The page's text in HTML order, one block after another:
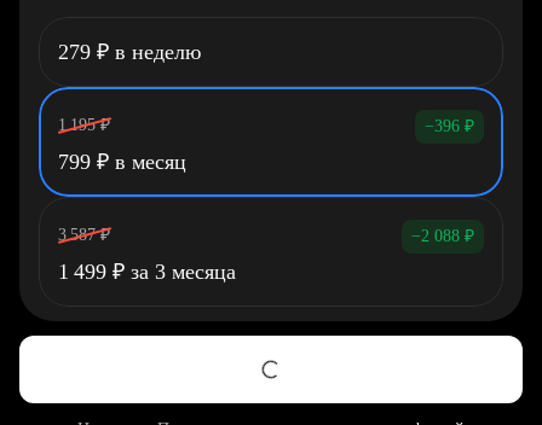
279 ₽ в неделю
1 195 ₽ −396 ₽
799 ₽ в месяц
3 587 ₽ −2 088 ₽
1 499 ₽ за 3 месяца